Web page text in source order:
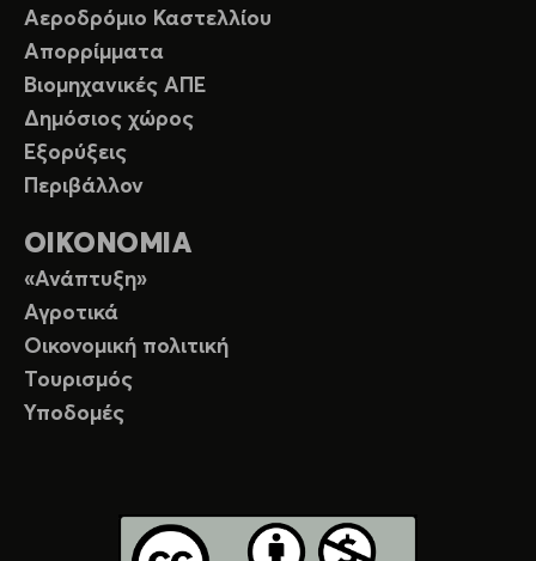
Αεροδρόμιο Καστελλίου
Απορρίμματα
Βιομηχανικές ΑΠΕ
Δημόσιος χώρος
Εξορύξεις
Περιβάλλον
ΟΙΚΟΝΟΜΙΑ
«Ανάπτυξη»
Αγροτικά
Οικονομική πολιτική
Τουρισμός
Υποδομές